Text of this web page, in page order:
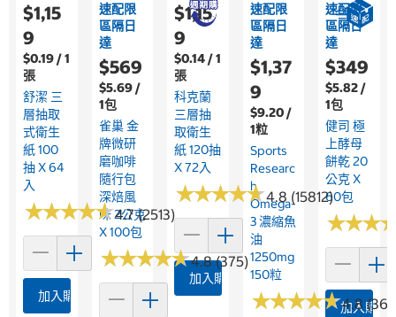
$1,15
9
$0.19 / 1
張
舒潔 三
層抽取
式衛生
紙 100
抽 X 64
入
★★★★★
★★★★★4.7 (2513)
加入購物車
速配限
區隔日
達
$569
$5.69 /
1包
雀巢 金
牌微研
磨咖啡
隨行包
深焙風
味 2公克
X 100包
★★★★★
★★★★★4.8 (375)
$1,15
9
$0.14 / 1
張
科克蘭
三層抽
取衛生
紙 120抽
X 72入
★★★★★
★★★★★4.8 (15812)
加入購物車
速配限
區隔日
達
$1,37
9
$9.20 /
1粒
Sports
Researc
H
Omega-
3 濃縮魚
油
1250mg
150粒
★★★★★
★★★★★4.8
速配限
區隔日
達
$349
$5.82 /
1包
健司 極
上酵母
餅乾 20
公克 X
60包
★★★
★★★
加入購物